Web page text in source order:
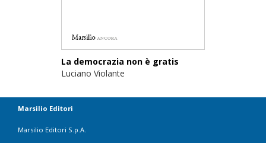
La democrazia non è gratis
Luciano Violante
Marsilio Editori
Marsilio Editori S.p.A.